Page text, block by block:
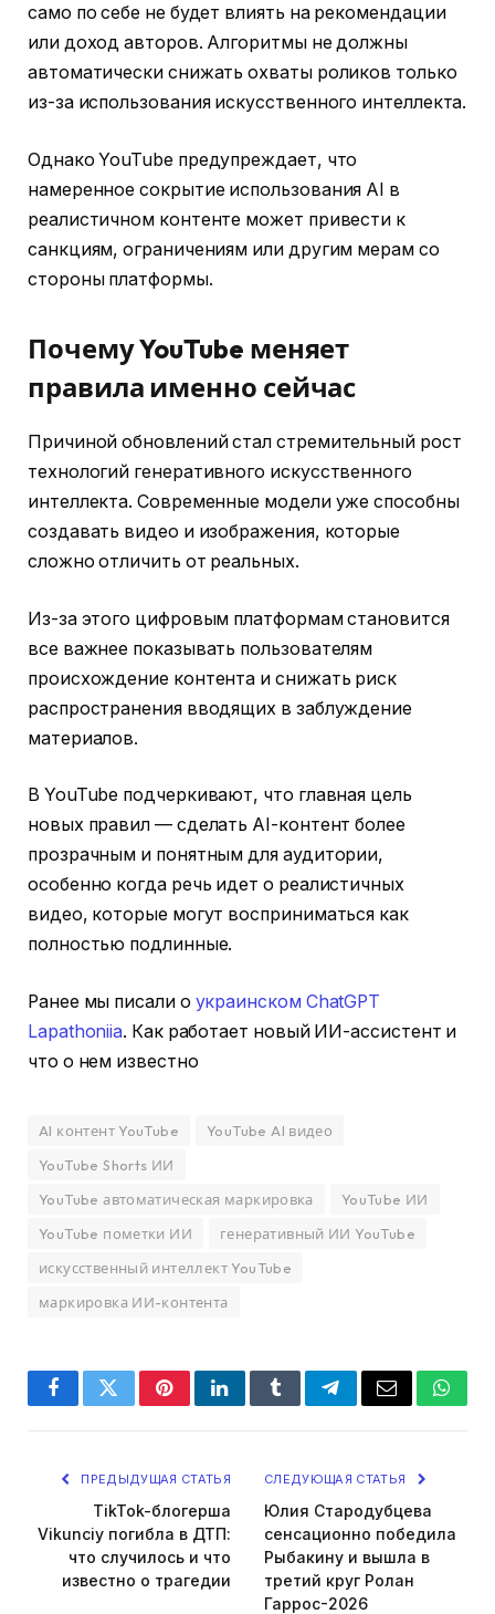
само по себе не будет влиять на рекомендации
или доход авторов. Алгоритмы не должны
автоматически снижать охваты роликов только
из-за использования искусственного интеллекта.
Однако YouTube предупреждает, что
намеренное сокрытие использования AI в
реалистичном контенте может привести к
санкциям, ограничениям или другим мерам со
стороны платформы.
Почему YouTube меняет
правила именно сейчас
Причиной обновлений стал стремительный рост
технологий генеративного искусственного
интеллекта. Современные модели уже способны
создавать видео и изображения, которые
сложно отличить от реальных.
Из-за этого цифровым платформам становится
все важнее показывать пользователям
происхождение контента и снижать риск
распространения вводящих в заблуждение
материалов.
В YouTube подчеркивают, что главная цель
новых правил — сделать AI-контент более
прозрачным и понятным для аудитории,
особенно когда речь идет о реалистичных
видео, которые могут восприниматься как
полностью подлинные.
Ранее мы писали о украинском ChatGPT
Lapathoniia. Как работает новый ИИ-ассистент и
что о нем известно
AI контент YouTube
YouTube AI видео
YouTube Shorts ИИ
YouTube автоматическая маркировка
YouTube ИИ
YouTube пометки ИИ
генеративный ИИ YouTube
искусственный интеллект YouTube
маркировка ИИ-контента
FacebookTwitterPinterestLinkedInTumblrTelegramEmail
ПРЕДЫДУЩАЯ СТАТЬЯ
TikTok-блогерша
Vikunciy погибла в ДТП:
что случилось и что
известно о трагедии
СЛЕДУЮЩАЯ СТАТЬЯ
Юлия Стародубцева
сенсационно победила
Рыбакину и вышла в
третий круг Ролан
Гаррос-2026